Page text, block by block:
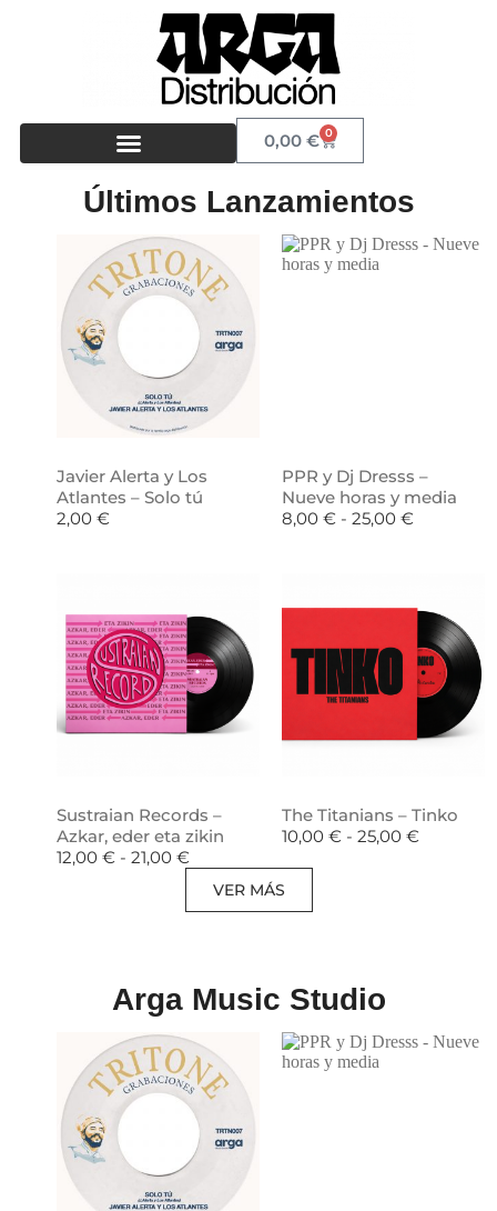
0,00€ 0
Últimos Lanzamientos
Javier Alerta y Los
Atlantes – Solo tú
2,00 €
PPR y Dj Dresss –
Nueve horas y media
8,00 € - 25,00 €
Sustraian Records –
Azkar, eder eta zikin
12,00 € - 21,00 €
The Titanians – Tinko
10,00 € - 25,00 €
VER MÁS
Arga Music Studio